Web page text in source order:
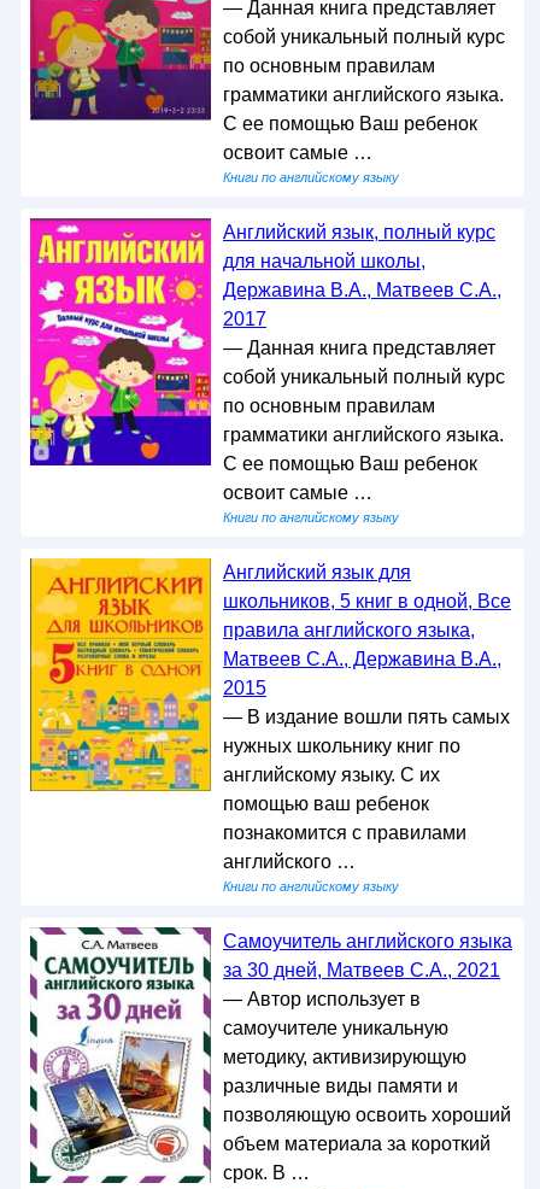
— Данная книга представляет
собой уникальный полный курс
по основным правилам
грамматики английского языка.
С ее помощью Ваш ребенок
освоит самые …
Книги по английскому языку
Английский язык, полный курс
для начальной школы,
Державина В.А., Матвеев С.А.,
2017
— Данная книга представляет
собой уникальный полный курс
по основным правилам
грамматики английского языка.
С ее помощью Ваш ребенок
освоит самые …
Книги по английскому языку
Английский язык для
школьников, 5 книг в одной, Все
правила английского языка,
Матвеев С.А., Державина В.А.,
2015
— В издание вошли пять самых
нужных школьнику книг по
английскому языку. С их
помощью ваш ребенок
познакомится с правилами
английского …
Книги по английскому языку
Самоучитель английского языка
за 30 дней, Матвеев С.А., 2021
— Автор использует в
самоучителе уникальную
методику, активизирующую
различные виды памяти и
позволяющую освоить хороший
объем материала за короткий
срок. В …